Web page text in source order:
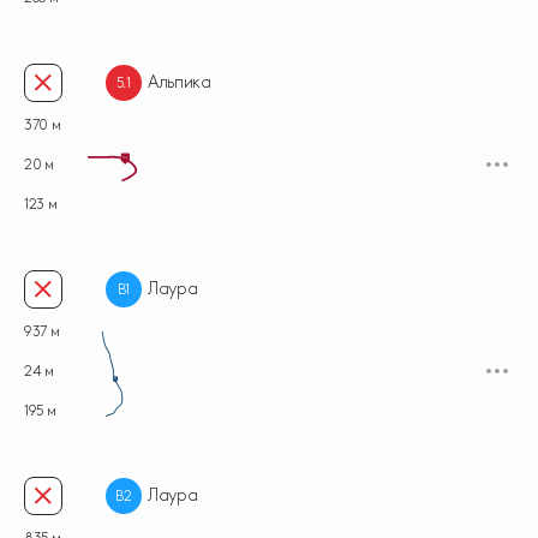
5.1 Альпика
370 м
20 м
123 м
5.1
B1 Лаура
937 м
24 м
195 м
B2 Лаура